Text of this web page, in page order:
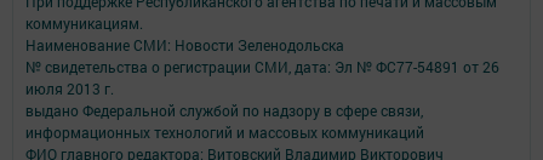
коммуникациям.
Наименование СМИ: Новости Зеленодольска
№ свидетельства о регистрации СМИ, дата: Эл № ФС77-54891 от 26
июля 2013 г.
выдано Федеральной службой по надзору в сфере связи,
информационных технологий и массовых коммуникаций
ФИО главного редактора: Витовский Владимир Викторович